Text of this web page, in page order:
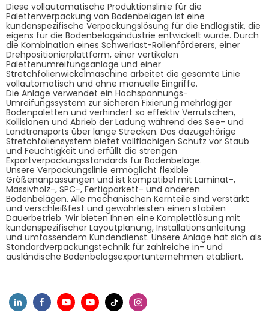
Diese vollautomatische Produktionslinie für die
Palettenverpackung von Bodenbelägen ist eine
kundenspezifische Verpackungslösung für die Endlogistik, die
eigens für die Bodenbelagsindustrie entwickelt wurde. Durch
die Kombination eines Schwerlast-Rollenförderers, einer
Drehpositionierplattform, einer vertikalen
Palettenumreifungsanlage und einer
Stretchfolienwickelmaschine arbeitet die gesamte Linie
vollautomatisch und ohne manuelle Eingriffe.
Die Anlage verwendet ein Hochspannungs-
Umreifungssystem zur sicheren Fixierung mehrlagiger
Bodenpaletten und verhindert so effektiv Verrutschen,
Kollisionen und Abrieb der Ladung während des See- und
Landtransports über lange Strecken. Das dazugehörige
Stretchfoliensystem bietet vollflächigen Schutz vor Staub
und Feuchtigkeit und erfüllt die strengen
Exportverpackungsstandards für Bodenbeläge.
Unsere Verpackungslinie ermöglicht flexible
Größenanpassungen und ist kompatibel mit Laminat-,
Massivholz-, SPC-, Fertigparkett- und anderen
Bodenbelägen. Alle mechanischen Kernteile sind verstärkt
und verschleißfest und gewährleisten einen stabilen
Dauerbetrieb. Wir bieten Ihnen eine Komplettlösung mit
kundenspezifischer Layoutplanung, Installationsanleitung
und umfassendem Kundendienst. Unsere Anlage hat sich als
Standardverpackungstechnik für zahlreiche in- und
ausländische Bodenbelagsexportunternehmen etabliert.